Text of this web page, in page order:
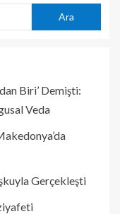
Ara
Biri’ Demişti:
Veda
Gerçekleşti